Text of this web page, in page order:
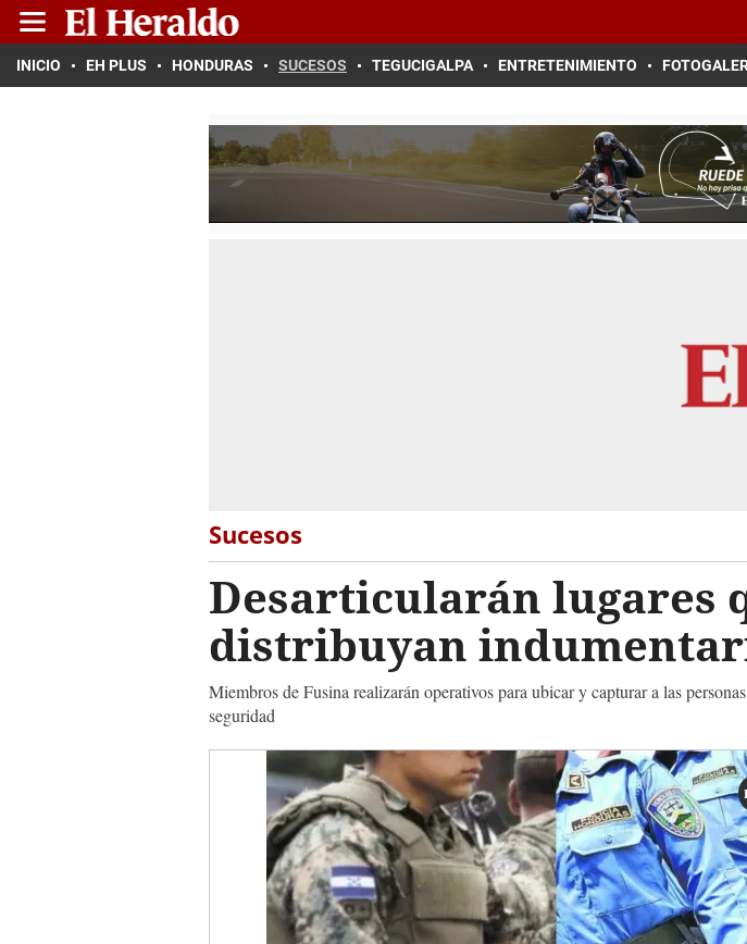
INICIO EH PLUS HONDURAS SUCESOS TEGUCIGALPA ENTRETENIMIENTO
Sucesos
Desarticularán lugares
distribuyan
Miembros de Fusina realizarán operativos para ubicar y capturar a las
seguridad